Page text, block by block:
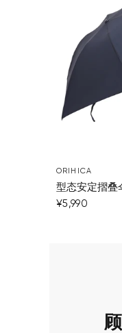
ORIHICA
型态安定摺叠
¥5,990